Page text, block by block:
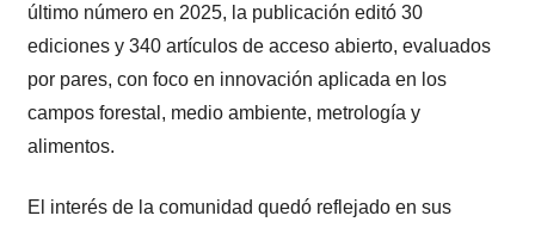
último número en 2025, la publicación editó 30
ediciones y 340 artículos de acceso abierto, evaluados
por pares, con foco en innovación aplicada en los
campos forestal, medio ambiente, metrología y
alimentos.
El interés de la comunidad quedó reflejado en sus